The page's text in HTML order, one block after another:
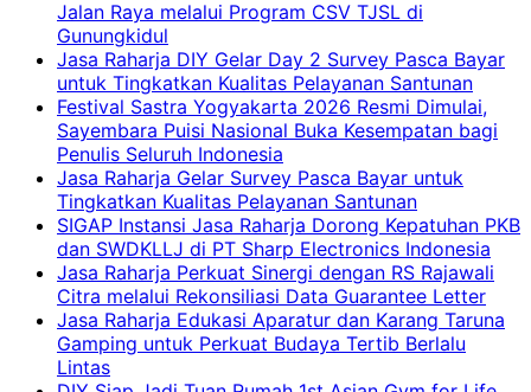
Jalan Raya melalui Program CSV TJSL di
Gunungkidul
Jasa Raharja DIY Gelar Day 2 Survey Pasca Bayar
untuk Tingkatkan Kualitas Pelayanan Santunan
Festival Sastra Yogyakarta 2026 Resmi Dimulai,
Sayembara Puisi Nasional Buka Kesempatan bagi
Penulis Seluruh Indonesia
Jasa Raharja Gelar Survey Pasca Bayar untuk
Tingkatkan Kualitas Pelayanan Santunan
SIGAP Instansi Jasa Raharja Dorong Kepatuhan PKB
dan SWDKLLJ di PT Sharp Electronics Indonesia
Jasa Raharja Perkuat Sinergi dengan RS Rajawali
Citra melalui Rekonsiliasi Data Guarantee Letter
Jasa Raharja Edukasi Aparatur dan Karang Taruna
Gamping untuk Perkuat Budaya Tertib Berlalu
Lintas